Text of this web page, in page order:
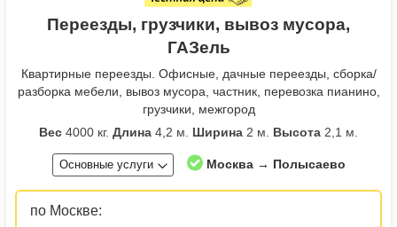
Переезды, грузчики, вывоз мусора,
ГАЗель
Квартирные переезды. Офисные, дачные переезды, сборка/
разборка мебели, вывоз мусора, частник, перевозка пианино,
грузчики, межгород
Вес 4000 кг. Длина 4,2 м. Ширина 2 м. Высота 2,1 м.
Основные услуги Москва → Полысаево
по Москве: